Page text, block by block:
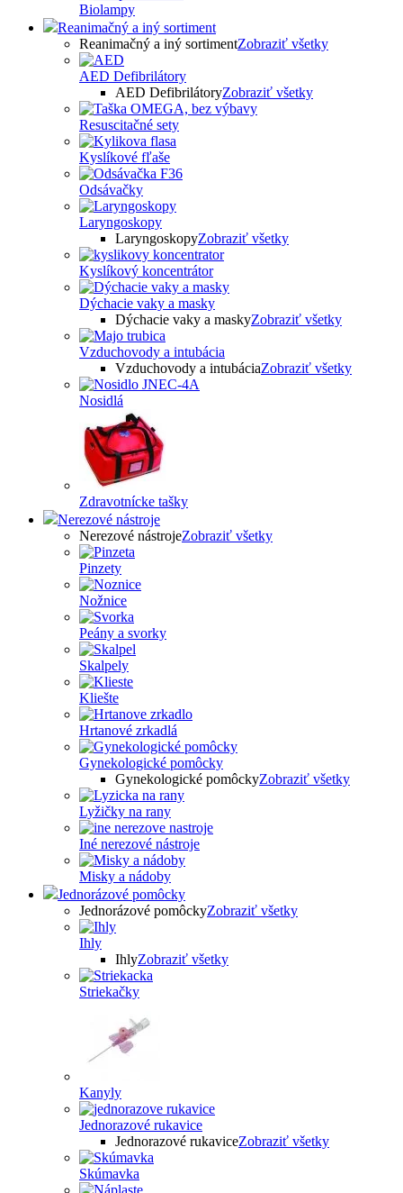
Biolampy
Reanimačný a iný sortiment
Reanimačný a iný sortimentZobraziť všetky
AED Defibrilátory
AED DefibrilátoryZobraziť všetky
Resuscitačné sety
Kyslíkové fľaše
Odsávačky
Laryngoskopy
LaryngoskopyZobraziť všetky
Kyslíkový koncentrátor
Dýchacie vaky a masky
Dýchacie vaky a maskyZobraziť všetky
Vzduchovody a intubácia
Vzduchovody a intubáciaZobraziť všetky
Nosidlá
Zdravotnícke tašky
Nerezové nástroje
Nerezové nástrojeZobraziť všetky
Pinzety
Nožnice
Peány a svorky
Skalpely
Kliešte
Hrtanové zrkadlá
Gynekologické pomôcky
Gynekologické pomôckyZobraziť všetky
Lyžičky na rany
Iné nerezové nástroje
Misky a nádoby
Jednorázové pomôcky
Jednorázové pomôckyZobraziť všetky
Ihly
IhlyZobraziť všetky
Striekačky
Kanyly
Jednorazové rukavice
Jednorazové rukaviceZobraziť všetky
Skúmavka